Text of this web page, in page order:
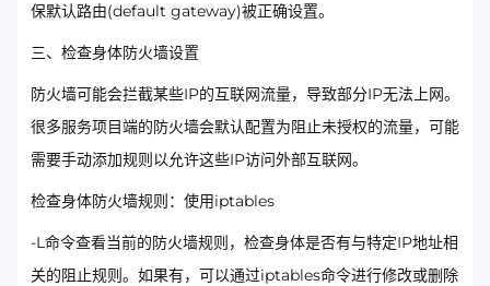
保默认路由(default gateway)被正确设置。
三、检查身体防火墙设置
防火墙可能会拦截某些IP的互联网流量，导致部分IP无法上网。
很多服务项目端的防火墙会默认配置为阻止未授权的流量，可能
需要手动添加规则以允许这些IP访问外部互联网。
检查身体防火墙规则：使用iptables
-L命令查看当前的防火墙规则，检查身体是否有与特定IP地址相
关的阻止规则。如果有，可以通过iptables命令进行修改或删除